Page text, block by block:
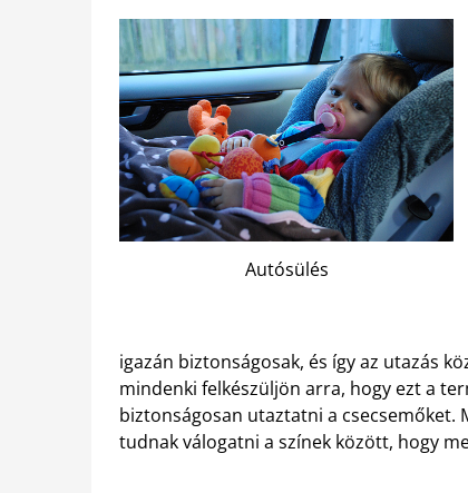
Autósülés
igazán biztonságosak, és így az utazás
mindenki felkészüljön arra, hogy ezt a
biztonságosan utaztatni a csecsemőket.
tudnak válogatni a színek között, hogy